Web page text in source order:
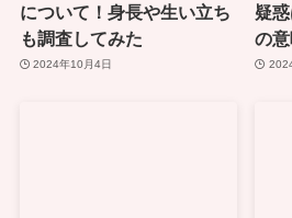
について！身長や生い立ち
も調査してみた
2024年10月4日
疑
の